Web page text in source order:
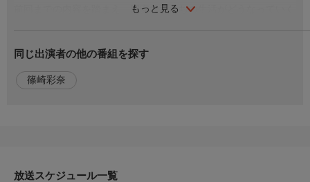
もっと見る
前回までの内容を踏まえ、円安で私たちの生活がどうなっていく
出演者
篠崎彩奈 菊川弘之（マーケットストラテジスト)
同じ出演者の他の番組を探す
篠崎彩奈
放送スケジュール一覧